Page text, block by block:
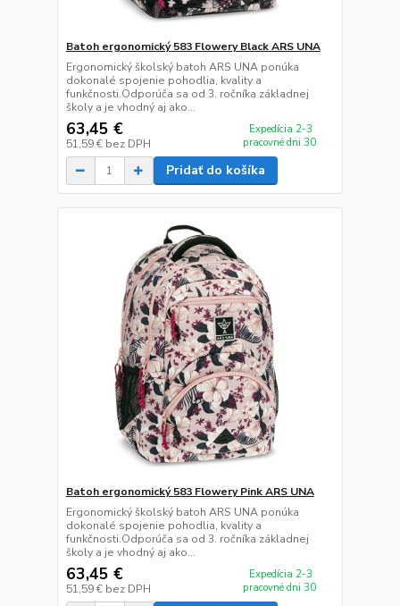
Batoh ergonomický 583 Flowery Black ARS UNA
Ergonomický školský batoh ARS UNA ponúka
dokonalé spojenie pohodlia, kvality a
funkčnosti.Odporúča sa od 3. ročníka základnej
školy a je vhodný aj ako...
63,45 €
51,59 € bez DPH
Expedícia 2-3
pracovné dni 30
Pridať do košíka
Batoh ergonomický 583 Flowery Pink ARS UNA
Ergonomický školský batoh ARS UNA ponúka
dokonalé spojenie pohodlia, kvality a
funkčnosti.Odporúča sa od 3. ročníka základnej
školy a je vhodný aj ako...
63,45 €
51,59 € bez DPH
Expedícia 2-3
pracovné dni 30